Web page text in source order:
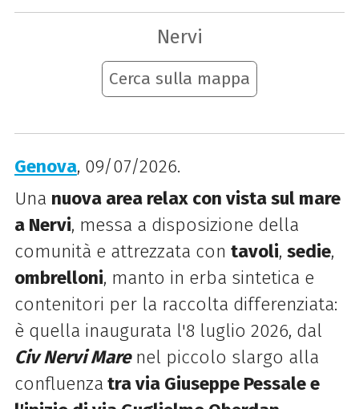
Nervi
Cerca sulla mappa
Genova, 09/07/2026.
Una nuova area relax con vista sul mare
a Nervi, messa a disposizione della
comunità e attrezzata con tavoli, sedie,
ombrelloni, manto in erba sintetica e
contenitori per la raccolta differenziata:
è quella inaugurata l'8 luglio 2026, dal
Civ Nervi Marenel piccolo slargo alla
confluenza tra via Giuseppe Pessale e